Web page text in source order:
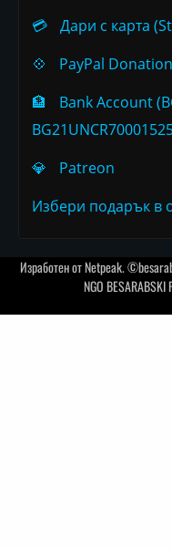
💳
Дари с карта
💠
PayPal Donation
🏦
Bank Account
💎
Patreon
Избери подарък в
Изработен отNetpeak.
NGO